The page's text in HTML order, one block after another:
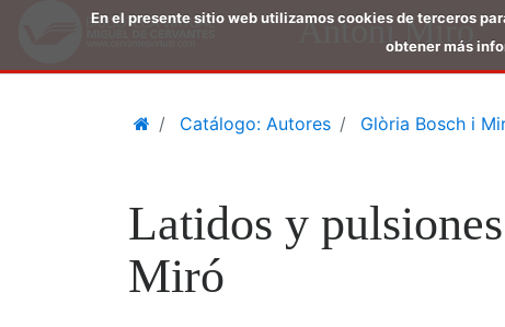
En el presente sitio web utilizamos cookies de terceros
obtener más
Antoni Miró
HomeCatálogo: Autores Glòria Bosch i
Latidos y
Miró